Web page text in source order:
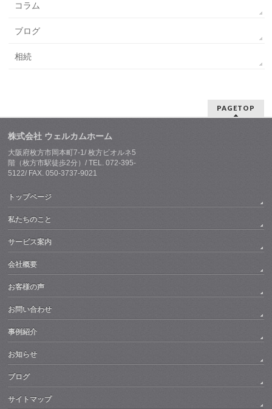
コラム
ブログ
相続
PAGETOP
株式会社 ウェルカムホーム
大阪府枚方市岡本町7-1/ 枚方ビオルネ5
階（枚方市駅徒歩2分）/ TEL. 072-395-
5122/ FAX. 050-3737-9021
トップページ
私たちのこと
サービス案内
会社概要
お客様の声
お問い合わせ
事例紹介
お知らせ
ブログ
サイトマップ